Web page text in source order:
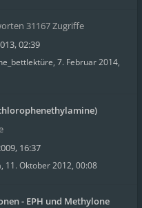
31167 Zugriffe
02:39
, 7. Februar 2014,
16:37
, 11. Oktober 2012, 00:08
- EPH und Methylone